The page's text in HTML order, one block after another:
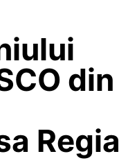
din
Regia